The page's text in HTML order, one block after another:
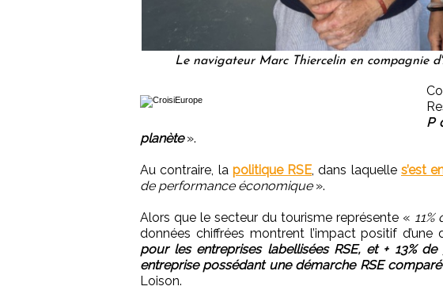
Le navigateur Marc Thiercelin en compagnie
P
planète».
Au contraire, la politique RSE, dans laquelles’est
de performance économique».
Alors que le secteur du tourisme représente «
données chiffrées montrent l’impact positif d’une
pour les entreprises labellisées RSE, et + 13%
entreprise possédant une démarche RSE
Loison.